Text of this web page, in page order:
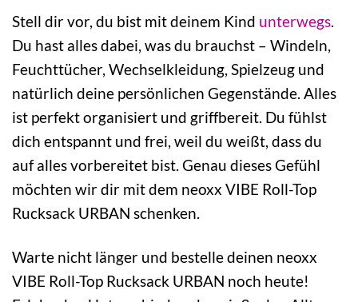
Stell dir vor, du bist mit deinem Kind unterwegs.
Du hast alles dabei, was du brauchst – Windeln,
Feuchttücher, Wechselkleidung, Spielzeug und
natürlich deine persönlichen Gegenstände. Alles
ist perfekt organisiert und griffbereit. Du fühlst
dich entspannt und frei, weil du weißt, dass du
auf alles vorbereitet bist. Genau dieses Gefühl
möchten wir dir mit dem neoxx VIBE Roll-Top
Rucksack URBAN schenken.
Warte nicht länger und bestelle deinen neoxx
VIBE Roll-Top Rucksack URBAN noch heute!